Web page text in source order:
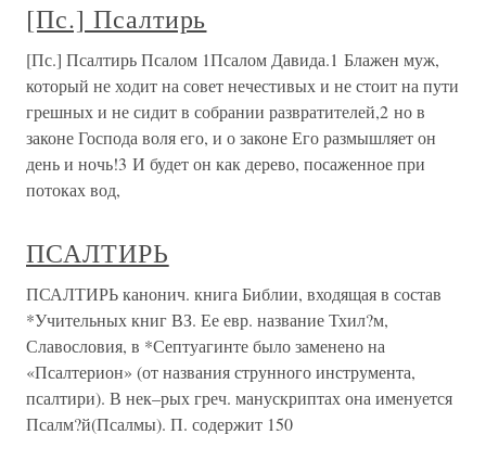
[Пс.] Псалтирь
[Пс.] Псалтирь Псалом 1Псалом Давида.1 Блажен муж,
который не ходит на совет нечестивых и не стоит на пути
грешных и не сидит в собрании развратителей,2 но в
законе Господа воля его, и о законе Его размышляет он
день и ночь!3 И будет он как дерево, посаженное при
потоках вод,
ПСАЛТИРЬ
ПСАЛТИРЬ канонич. книга Библии, входящая в состав
*Учительных книг ВЗ. Ее евр. название Тхил?м,
Славословия, в *Септуагинте было заменено на
«Псалтерион» (от названия струнного инструмента,
псалтири). В нек–рых греч. манускриптах она именуется
Псалм?й(Псалмы). П. содержит 150